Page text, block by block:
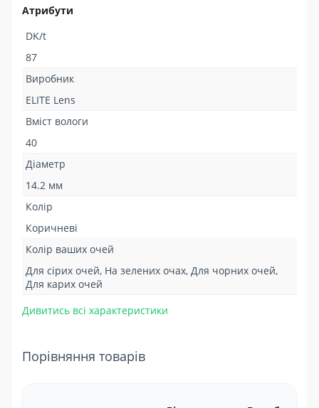
Атрибути
DK/t
87
Виробник
ELITE Lens
Вміст вологи
40
Діаметр
14.2 мм
Колір
Коричневі
Колір ваших очей
Для сірих очей, На зелених очах, Для чорних очей,
Для карих очей
Дивитись всі характеристики
Порівняння товарів